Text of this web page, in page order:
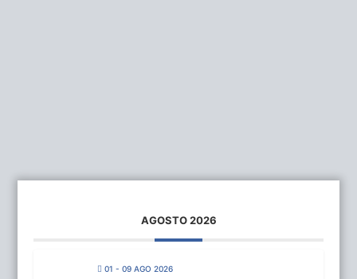
AGOSTO 2026
01 - 09 AGO 2026